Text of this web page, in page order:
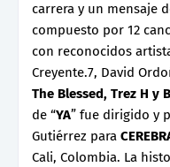
carrera y un mensaje
compuesto por 12
con reconocidos
Creyente.7, David
The Blessed, Trez H y
de “YA” fue dirigido y
Gutiérrez para
Cali, Colombia. La